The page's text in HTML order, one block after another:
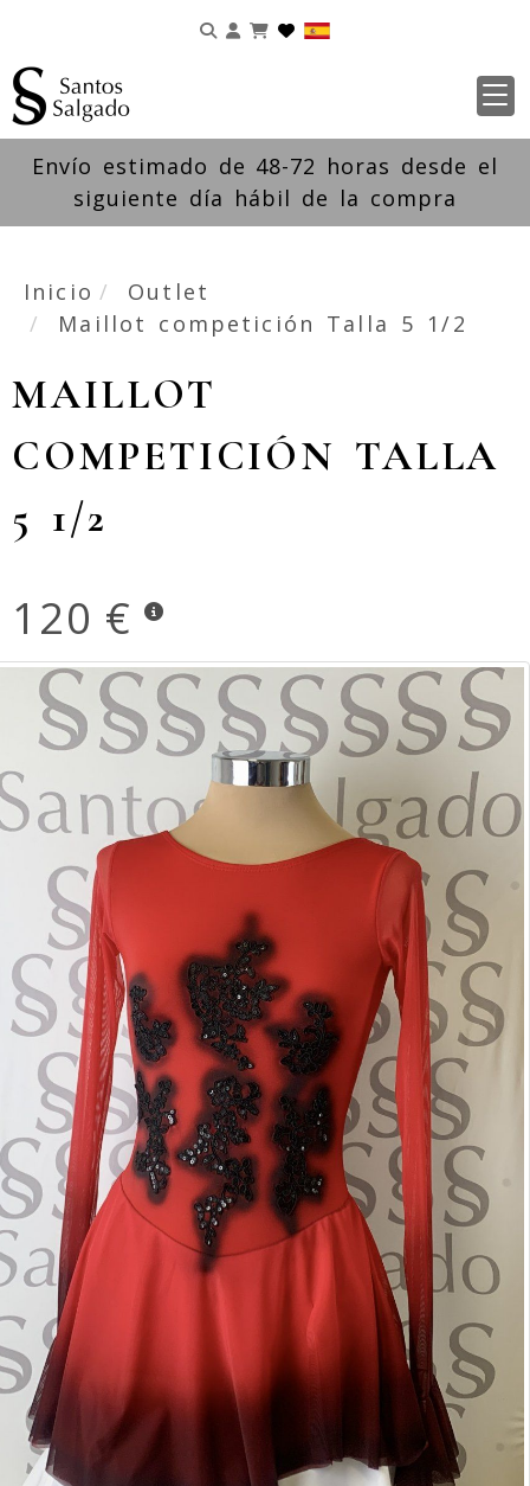
Identifícate
Envío estimado de 48-72 horas desde el
siguiente día hábil de la compra
Inicio
Outlet
Maillot competición Talla 5 1/2
MAILLOT
COMPETICIÓN TALLA
5 1/2
120 €